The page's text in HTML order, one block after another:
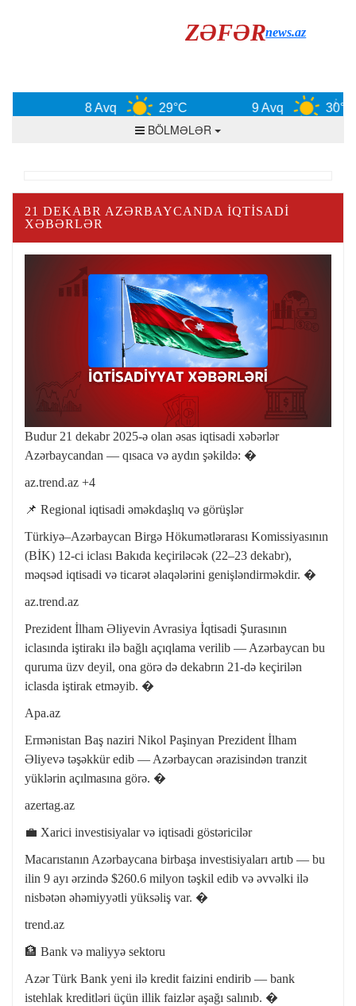
ZƏFƏRnews.az
8 Avq 29°C 9 Avq 30°C
BÖLMƏLƏR
21 DEKABR AZƏRBAYCANDA IQTISADI
XƏBƏRLƏR
Budur 21 dekabr 2025-ə olan əsas iqtisadi xəbərlər
Azərbaycandan — qısaca və aydın şəkildə: �
az.trend.az +4
📌 Regional iqtisadi əməkdaşlıq və görüşlər
Türkiyə–Azərbaycan Birgə Hökumətlərarası Komissiyasının
(BİK) 12-ci iclası Bakıda keçiriləcək (22–23 dekabr),
məqsəd iqtisadi və ticarət əlaqələrini genişləndirməkdir. �
az.trend.az
Prezident İlham Əliyevin Avrasiya İqtisadi Şurasının
iclasında iştirakı ilə bağlı açıqlama verilib — Azərbaycan bu
quruma üzv deyil, ona görə də dekabrın 21-də keçirilən
iclasda iştirak etməyib. �
Apa.az
Ermənistan Baş naziri Nikol Paşinyan Prezident İlham
Əliyevə təşəkkür edib — Azərbaycan ərazisindən tranzit
yüklərin açılmasına görə. �
azertag.az
💼 Xarici investisiyalar və iqtisadi göstəricilər
Macarıstanın Azərbaycana birbaşa investisiyaları artıb — bu
ilin 9 ayı ərzində $260.6 milyon təşkil edib və əvvəlki ilə
nisbətən əhəmiyyətli yüksəliş var. �
trend.az
🏦 Bank və maliyyə sektoru
Azər Türk Bank yeni ilə kredit faizini endirib — bank
istehlak kreditləri üçün illik faizlər aşağı salınıb. �